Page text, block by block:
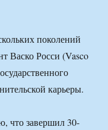
поколений
Васко Росси (Vasco
карьеры.
что завершил 30-